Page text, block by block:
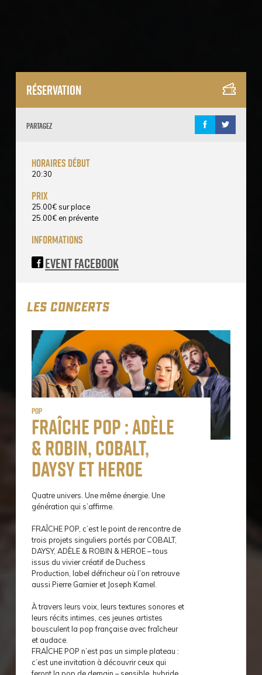
Réservation
Partagez
horaires début
20:30
prix
25.00€ sur place
25.00€ en prévente
informations
Event Facebook
LES CONCERTS
Pop
FRAÎCHE POP : Adèle
& Robin, Cobalt,
Daysy et Heroe
Quatre univers. Une même énergie. Une
génération qui s’affirme.
FRAÎCHE POP, c’est le point de rencontre de
trois projets singuliers portés par COBALT,
DAYSY, ADÈLE & ROBIN & HEROE – tous
issus du vivier créatif de Duchess
Production, label défricheur où l’on retrouve
aussi Pierre Garnier et Joseph Kamel.
À travers leurs voix, leurs textures sonores et
leurs récits intimes, ces jeunes artistes
bousculent la pop française avec fraîcheur
et audace.
FRAÎCHE POP n’est pas un simple plateau :
c’est une invitation à découvrir ceux qui